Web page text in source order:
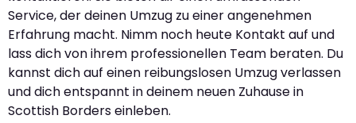
Service, der deinen Umzug zu einer angenehmen
Erfahrung macht. Nimm noch heute Kontakt auf und
lass dich von ihrem professionellen Team beraten. Du
kannst dich auf einen reibungslosen Umzug verlassen
und dich entspannt in deinem neuen Zuhause in
Scottish Borders einleben.